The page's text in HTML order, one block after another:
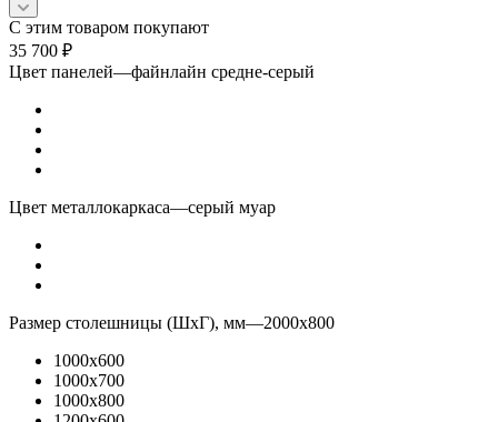
С этим товаром покупают
35 700 ₽
Цвет панелей—файнлайн средне-серый
Цвет металлокаркаса—серый муар
Размер столешницы (ШхГ), мм—2000x800
1000x600
1000x700
1000x800